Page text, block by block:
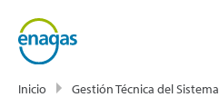
Inicio Gestión Técnica del Sistema